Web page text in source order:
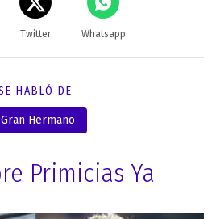
Twitter Whatsapp
HABLÓ DE
Gran Hermano
Primicias Ya